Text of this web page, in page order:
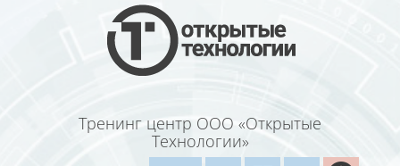
Перейти к основному содержанию
Тренинг центр ООО «Открытые
Технологии»